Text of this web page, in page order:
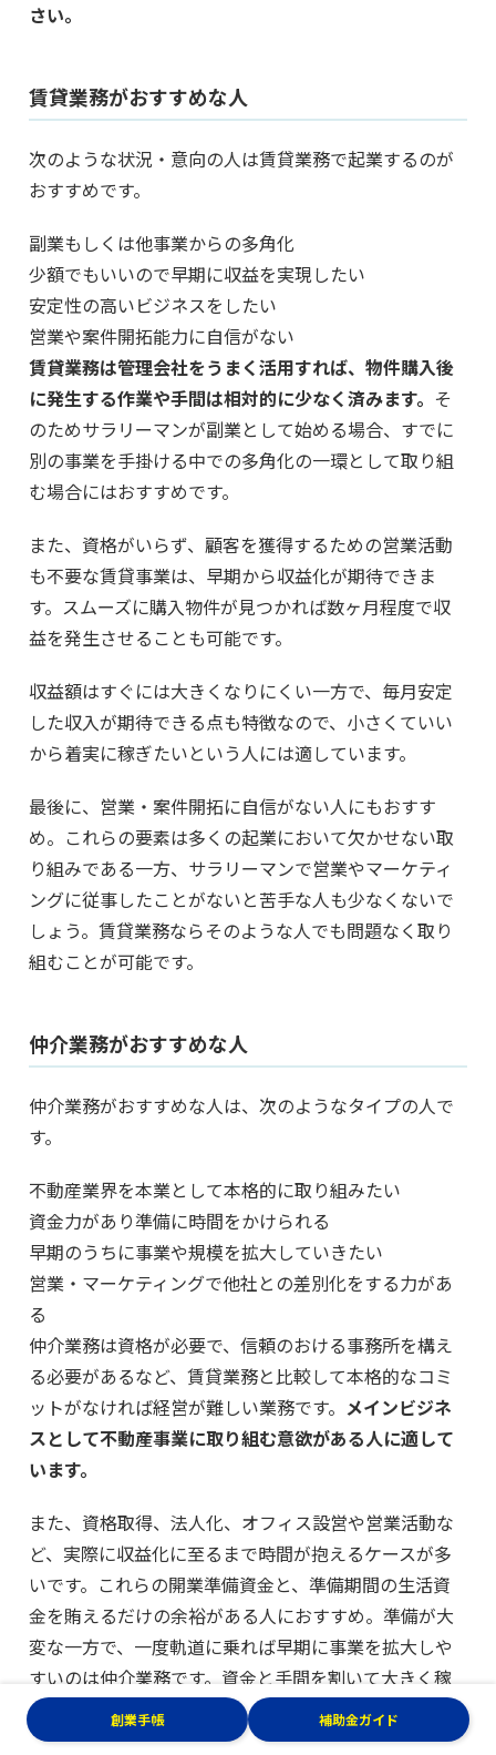
さい。
賃貸業務がおすすめな人
次のような状況・意向の人は賃貸業務で起業するのが
おすすめです。
副業もしくは他事業からの多角化
少額でもいいので早期に収益を実現したい
安定性の高いビジネスをしたい
営業や案件開拓能力に自信がない
賃貸業務は管理会社をうまく活用すれば、物件購入後
に発生する作業や手間は相対的に少なく済みます。 そ
のためサラリーマンが副業として始める場合、すでに
別の事業を手掛ける中での多角化の一環として取り組
む場合にはおすすめです。
また、資格がいらず、顧客を獲得するための営業活動
も不要な賃貸事業は、早期から収益化が期待できま
す。スムーズに購入物件が見つかれば数ヶ月程度で収
益を発生させることも可能です。
収益額はすぐには大きくなりにくい一方で、毎月安定
した収入が期待できる点も特徴なので、小さくていい
から着実に稼ぎたいという人には適しています。
最後に、営業・案件開拓に自信がない人にもおすす
め。これらの要素は多くの起業において欠かせない取
り組みである一方、サラリーマンで営業やマーケティ
ングに従事したことがないと苦手な人も少なくないで
しょう。賃貸業務ならそのような人でも問題なく取り
組むことが可能です。
仲介業務がおすすめな人
仲介業務がおすすめな人は、次のようなタイプの人で
す。
不動産業界を本業として本格的に取り組みたい
資金力があり準備に時間をかけられる
早期のうちに事業や規模を拡大していきたい
営業・マーケティングで他社との差別化をする力があ
る
仲介業務は資格が必要で、信頼のおける事務所を構え
る必要があるなど、賃貸業務と比較して本格的なコミ
ットがなければ経営が難しい業務です。 メインビジネ
スとして不動産事業に取り組む意欲がある人に適して
います。
また、資格取得、法人化、オフィス設営や営業活動な
ど、実際に収益化に至るまで時間が抱えるケースが多
いです。これらの開業準備資金と、準備期間の生活資
金を賄えるだけの余裕がある人におすすめ。準備が大
変な一方で、一度軌道に乗れば早期に事業を拡大しや
すいのは仲介業務です。資金と手間を割いて大きく稼
ぎたいという意向がある人には適しています。
創業手帳 補助金ガイド